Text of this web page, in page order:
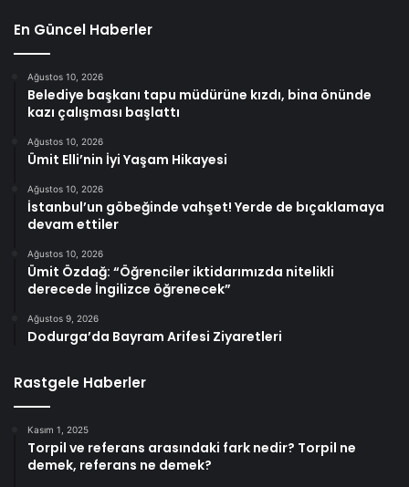
En Güncel Haberler
Ağustos 10, 2026
Belediye başkanı tapu müdürüne kızdı, bina önünde
kazı çalışması başlattı
Ağustos 10, 2026
Ümit Elli’nin İyi Yaşam Hikayesi
Ağustos 10, 2026
İstanbul’un göbeğinde vahşet! Yerde de bıçaklamaya
devam ettiler
Ağustos 10, 2026
Ümit Özdağ: “Öğrenciler iktidarımızda nitelikli
derecede İngilizce öğrenecek”
Ağustos 9, 2026
Dodurga’da Bayram Arifesi Ziyaretleri
Rastgele Haberler
Kasım 1, 2025
Torpil ve referans arasındaki fark nedir? Torpil ne
demek, referans ne demek?